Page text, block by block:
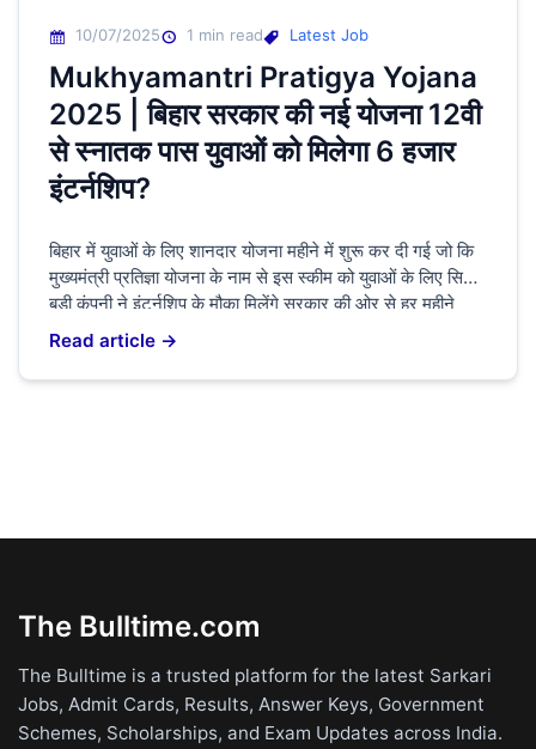
10/07/2025 1 min read Latest Job
Mukhyamantri Pratigya Yojana
2025 | बिहार सरकार की नई योजना 12वी
से स्नातक पास युवाओं को मिलेगा 6 हजार
इंटर्नशिप?
बिहार में युवाओं के लिए शानदार योजना महीने में शुरू कर दी गई जो कि
मुख्यमंत्री प्रतिज्ञा योजना के नाम से इस स्कीम को युवाओं के लिए सिर्फ
बड़ी कंपनी ने इंटर्नशिप के मौका मिलेंगे सरकार की ओर से हर महीने
4000 से लेकर ₹6000 दिए जाएंगे आपके राज्य में अगर बाहर करेंगे तो
₹2000 […]
Read article →
The Bulltime.com
The Bulltime is a trusted platform for the latest Sarkari
Jobs, Admit Cards, Results, Answer Keys, Government
Schemes, Scholarships, and Exam Updates across India.